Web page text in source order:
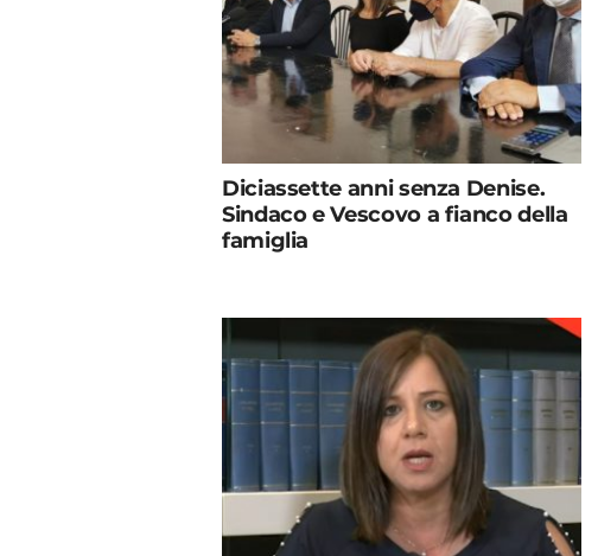
Diciassette anni senza Denise.
Sindaco e Vescovo a fianco della
famiglia